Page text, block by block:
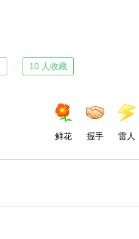
10 人收藏
鲜花 握手 雷人